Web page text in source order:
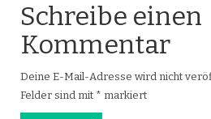
Schreibe einen
Kommentar
Deine E-Mail-Adresse wird nicht
Felder sind mit * markiert